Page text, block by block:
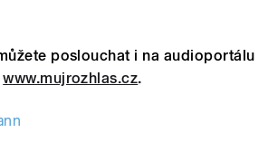
poslouchat i na audioportálu
www.mujrozhlas.cz.